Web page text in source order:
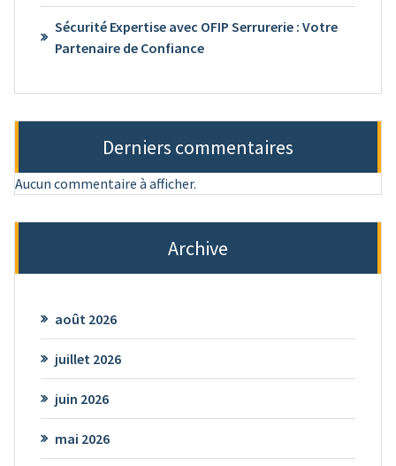
Sécurité Expertise avec OFIP Serrurerie : Votre
Partenaire de Confiance
Derniers commentaires
Aucun commentaire à afficher.
Archive
août 2026
juillet 2026
juin 2026
mai 2026